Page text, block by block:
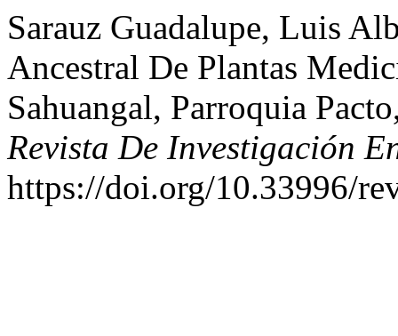
Sarauz Guadalupe, Luis
Ancestral De Plantas
Sahuangal, Parroquia
Revista De Investigación
https://doi.org/10.33996/